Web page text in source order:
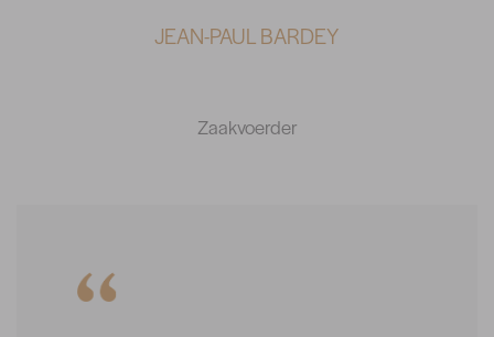
JEAN-PAUL BARDEY
Zaakvoerder